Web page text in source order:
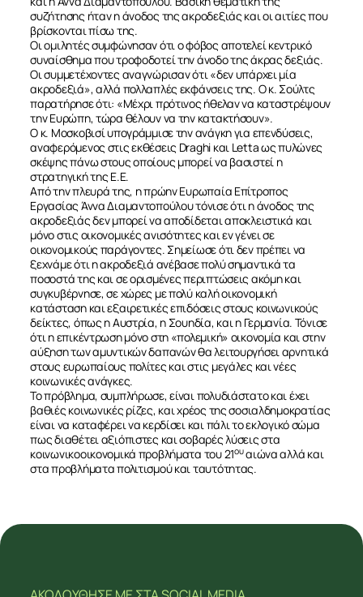
ΕΠΙΚΟΙΝΩΝΙΑ
συζήτησης ήταν η άνοδος της ακροδεξιάς και οι αιτίες που
βρίσκονται πίσω της.
Οι ομιλητές συμφώνησαν ότι ο φόβος αποτελεί κεντρικό
συναίσθημα που τροφοδοτεί την άνοδο της άκρας δεξιάς.
Οι συμμετέχοντες αναγνώρισαν ότι «δεν υπάρχει μία
ακροδεξιά», αλλά πολλαπλές εκφάνσεις της. Ο κ. Σούλτς
παρατήρησε ότι: «Μέχρι πρότινος ήθελαν να καταστρέψουν
την Ευρώπη, τώρα θέλουν να την κατακτήσουν».
Ο κ. Μοσκοβισί υπογράμμισε την ανάγκη για επενδύσεις,
αναφερόμενος στις εκθέσεις Draghi και Letta ως πυλώνες
σκέψης πάνω στους οποίους μπορεί να βασιστεί η
στρατηγική της Ε.Ε.
Από την πλευρά της, η πρώην Ευρωπαία Επίτροπος
Εργασίας Άννα Διαμαντοπούλου τόνισε ότι η άνοδος της
ακροδεξιάς δεν μπορεί να αποδίδεται αποκλειστικά και
μόνο στις οικονομικές ανισότητες και εν γένει σε
οικονομικούς παράγοντες. Σημείωσε ότι δεν πρέπει να
ξεχνάμε ότι η ακροδεξιά ανέβασε πολύ σημαντικά τα
ποσοστά της και σε ορισμένες περιπτώσεις ακόμη και
συγκυβέρνησε, σε χώρες με πολύ καλή οικονομική
κατάσταση και εξαιρετικές επιδόσεις στους κοινωνικούς
δείκτες, όπως η Αυστρία, η Σουηδία, και η Γερμανία. Τόνισε
ότι η επικέντρωση μόνο στη «πολεμική» οικονομία και στην
αύξηση των αμυντικών δαπανών θα λειτουργήσει αρνητικά
στους ευρωπαίους πολίτες και στις μεγάλες και νέες
κοινωνικές ανάγκες.
Το πρόβλημα, συμπλήρωσε, είναι πολυδιάστατο και έχει
βαθιές κοινωνικές ρίζες, και χρέος της σοσιαλδημοκρατίας
είναι να καταφέρει να κερδίσει και πάλι το εκλογικό σώμα
πως διαθέτει αξιόπιστες και σοβαρές λύσεις στα
κοινωνικοοικονομικά προβλήματα του 21ουαιώνα αλλά και
στα προβλήματα πολιτισμού και ταυτότητας.